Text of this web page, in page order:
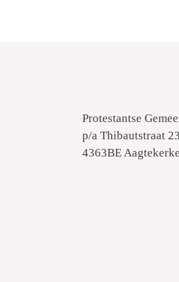
Protestantse
p/a Thibautstraat 23
4363BE Aagtekerke